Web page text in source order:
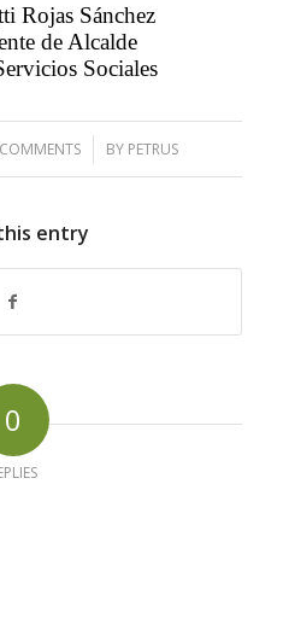
Rojas Sánchez
de Alcalde
Sociales
/ BY PETRUS
entry
0